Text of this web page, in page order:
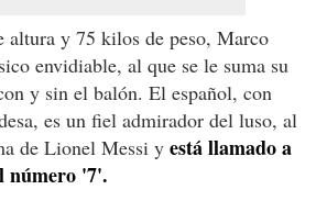
altura y 75 kilos de peso, Marco
envidiable, al que se le suma su
y sin el balón. El español, con
es un fiel admirador del luso, al
de Lionel Messi y está llamado a
número '7'.